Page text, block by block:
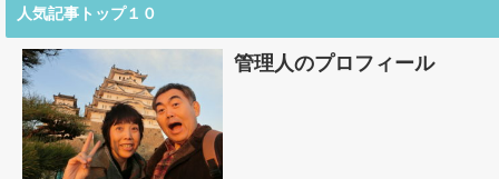
人気記事トップ１０
管理人のプロフィール